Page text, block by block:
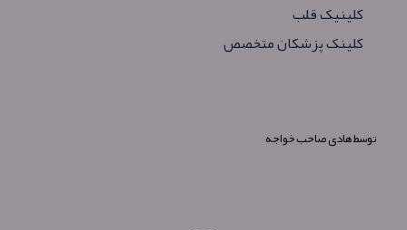
کلینیک قلب
کلینک پزشکان متخصص
توسطهادی صاحب خواجه